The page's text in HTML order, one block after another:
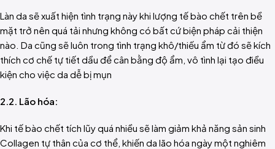
Làn da sẽ xuất hiện tình trạng này khi lượng tế bào chết trên bề
mặt trở nên quá tải nhưng không có bất cứ biện pháp cải thiện
nào. Da cũng sẽ luôn trong tình trạng khô/thiếu ẩm từ đó sẽ kích
thích cơ chế tự tiết dầu để cân bằng độ ẩm, vô tình lại tạo điều
kiện cho việc da dễ bị mụn
2.2. Lão hóa:
Khi tế bào chết tích lũy quá nhiều sẽ làm giảm khả năng sản sinh
Collagen tự thân của cơ thể, khiến da lão hóa ngày một nghiêm